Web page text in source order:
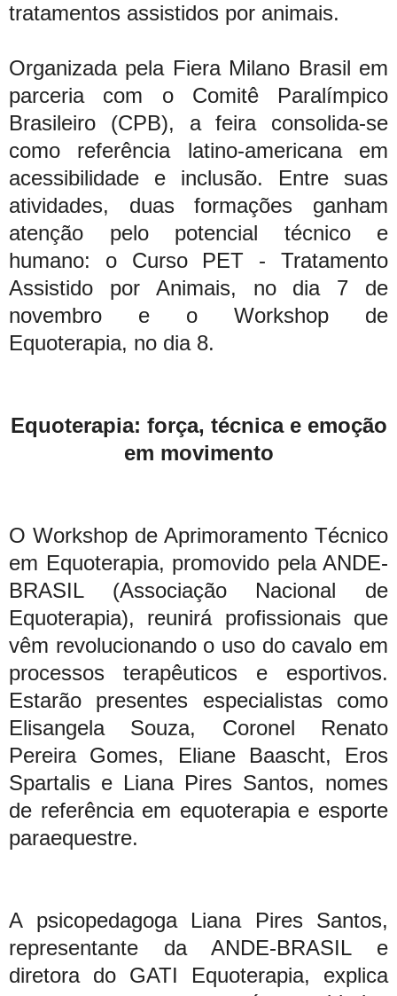
tratamentos assistidos por animais.
Organizada pela Fiera Milano Brasil em
parceria com o Comitê Paralímpico
Brasileiro (CPB), a feira consolida-se
como referência latino-americana em
acessibilidade e inclusão. Entre suas
atividades, duas formações ganham
atenção pelo potencial técnico e
humano: o Curso PET - Tratamento
Assistido por Animais, no dia 7 de
novembro e o Workshop de
Equoterapia, no dia 8.
Equoterapia: força, técnica e emoção
em movimento
O Workshop de Aprimoramento Técnico
em Equoterapia, promovido pela ANDE-
BRASIL (Associação Nacional de
Equoterapia), reunirá profissionais que
vêm revolucionando o uso do cavalo em
processos terapêuticos e esportivos.
Estarão presentes especialistas como
Elisangela Souza, Coronel Renato
Pereira Gomes, Eliane Baascht, Eros
Spartalis e Liana Pires Santos, nomes
de referência em equoterapia e esporte
paraequestre.
A psicopedagoga Liana Pires Santos,
representante da ANDE-BRASIL e
diretora do GATI Equoterapia, explica